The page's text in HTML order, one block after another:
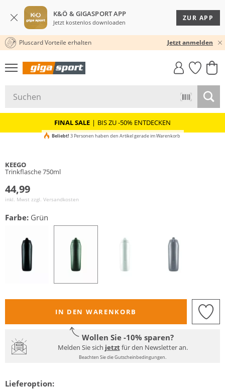
K&Ö & GIGASPORT APP
Jetzt kostenlos downloaden
ZUR APP
30 TAGE RÜCKGABERECHT
Pluscard Vorteile erhalten Jetzt anmelden
GIGASTYLE
FAHRRAD­
MUST-HAVE
FINAL SALE | BIS ZU -50% ENTDECKEN
Beliebt! 3 Personen haben den Artikel gerade im Warenkorb
KEEGO
Trinkflasche 750ml
44,99
inkl. Mwst zzgl. Versandkosten
Farbe: Grün
IN DEN WARENKORB
Wollen Sie -10% sparen?
Melden Sie sich jetztfür den Newsletter an.
Beachten Sie die Gutscheinbedingungen.
Lieferoption: